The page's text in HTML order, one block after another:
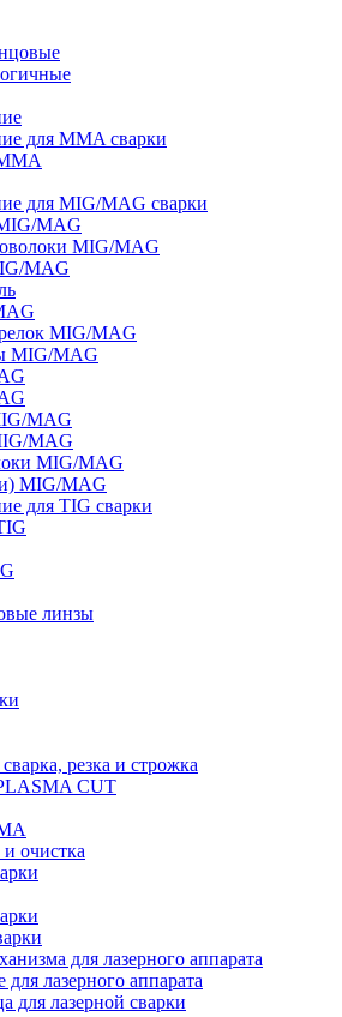
для MMA сварки
для MIG/MAG сварки
MAG
MIG/MAG
MAG
MIG/MAG
MIG/MAG
MAG
MAG
MIG/MAG
MIG/MAG
для TIG сварки
линзы
резка и строжка
CUT
и очистка
для лазерного аппарата
лазерного аппарата
для лазерной сварки